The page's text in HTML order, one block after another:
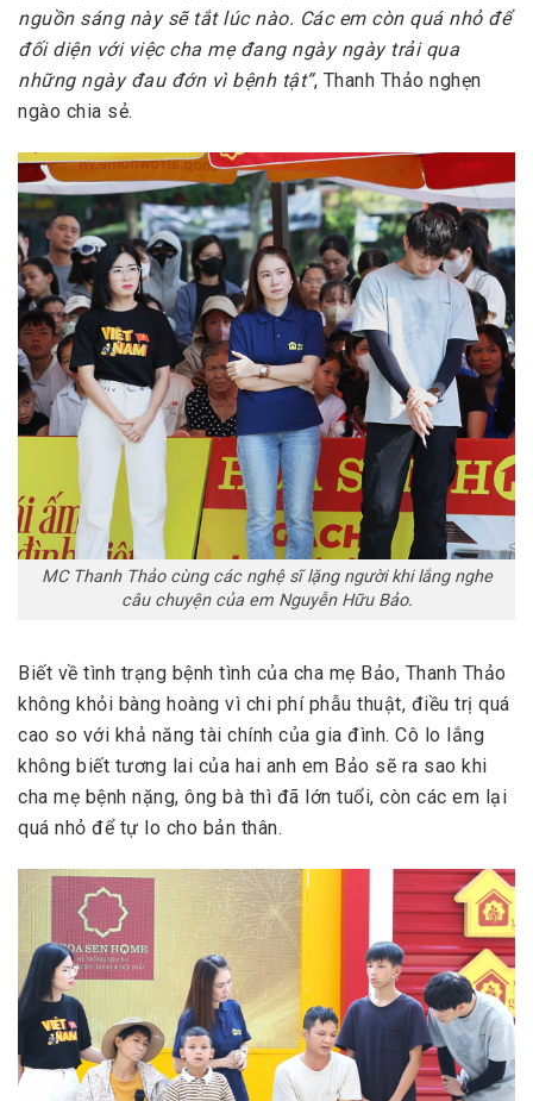
nguồn sáng này sẽ tắt lúc nào. Các em còn quá nhỏ để
đối diện với việc cha mẹ đang ngày ngày trải qua
những ngày đau đớn vì bệnh tật”, Thanh Thảo nghẹn
ngào chia sẻ.
MC Thanh Thảo cùng các nghệ sĩ lặng người khi lắng nghe
câu chuyện của em Nguyễn Hữu Bảo.
Biết về tình trạng bệnh tình của cha mẹ Bảo, Thanh Thảo
không khỏi bàng hoàng vì chi phí phẫu thuật, điều trị quá
cao so với khả năng tài chính của gia đình. Cô lo lắng
không biết tương lai của hai anh em Bảo sẽ ra sao khi
cha mẹ bệnh nặng, ông bà thì đã lớn tuổi, còn các em lại
quá nhỏ để tự lo cho bản thân.